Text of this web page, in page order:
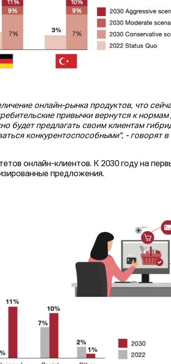
онлайн-рынка продуктов, что
привычки вернутся к нормам
будет предлагать своим клиентам
конкурентоспособными", - говорят в
онлайн-клиентов. К 2030 году на
предложения.